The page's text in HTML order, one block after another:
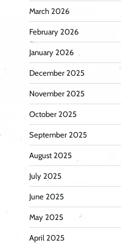
March 2026
February 2026
January 2026
December 2025
November 2025
October 2025
September 2025
August 2025
July 2025
June 2025
May 2025
April 2025